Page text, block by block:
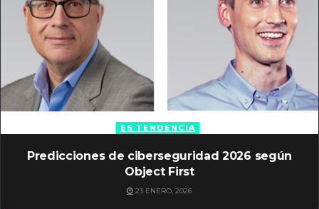
ES TENDENCIA
Predicciones de ciberseguridad 2026 según
Object First
23 ENERO, 2026